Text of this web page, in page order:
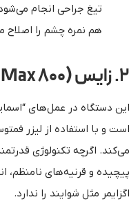
تیغ جراحی انجام می‌شود.
هم نمره چشم را اصلاح
۲. زایس (Zeiss VisuMax 800)
است و با استفاده از لیزر
می‌کند. اگرچه تکنولوژی
پیچیده و قرنیه‌های
اگزایمر مثل شوایند را ندارد.